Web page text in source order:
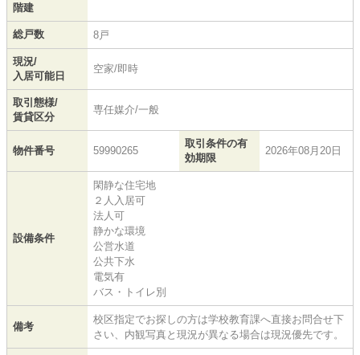
階建
総戸数 8戸
現況/
入居可能日
空家/即時
取引態様/
賃貸区分
専任媒介/一般
物件番号 59990265
取引条件の有
効期限
2026年08月20日
設備条件
閑静な住宅地
２人入居可
法人可
静かな環境
公営水道
公共下水
電気有
バス・トイレ別
備考
校区指定でお探しの方は学校教育課へ直接お問合せ下
さい、内観写真と現況が異なる場合は現況優先です。